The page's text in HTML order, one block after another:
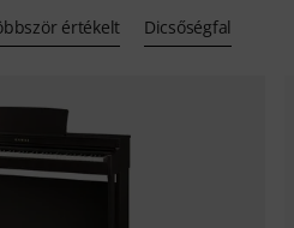
értékelt Dicsőségfal